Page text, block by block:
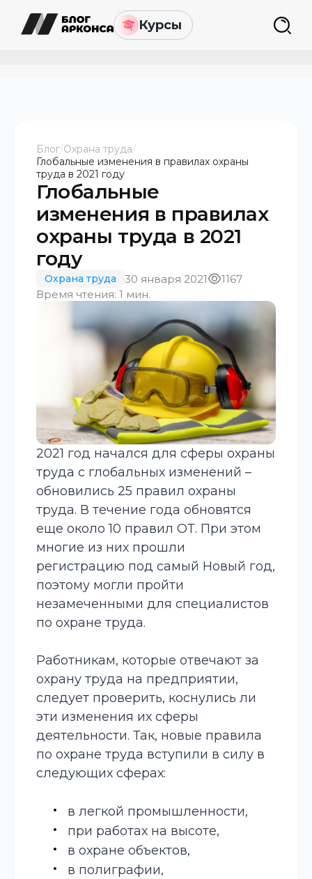
Курсы
Блог/Охрана труда/
Глобальные изменения в правилах охраны
труда в 2021 году
Глобальные
изменения в правилах
охраны труда в 2021
году
Охрана труда 30 января 2021
1167
Время чтения: 1 мин.
2021 год начался для сферы охраны
труда с глобальных изменений –
обновились 25 правил охраны
труда. В течение года обновятся
еще около 10 правил ОТ. При этом
многие из них прошли
регистрацию под самый Новый год,
поэтому могли пройти
незамеченными для специалистов
по охране труда.
Работникам, которые отвечают за
охрану труда на предприятии,
следует проверить, коснулись ли
эти изменения их сферы
деятельности. Так, новые правила
по охране труда вступили в силу в
следующих сферах:
в легкой промышленности,
при работах на высоте,
в охране объектов,
в полиграфии,